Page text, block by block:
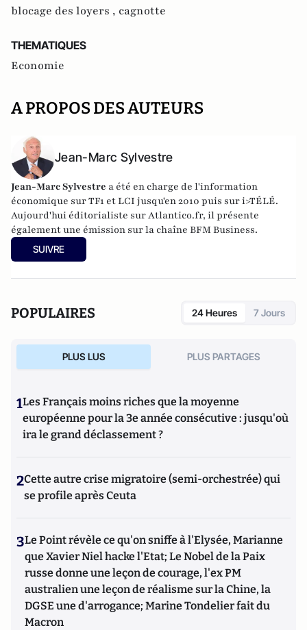
blocage des loyers , cagnotte
THEMATIQUES
Economie
A PROPOS DES AUTEURS
Jean-Marc Sylvestre
Jean-Marc Sylvestre a été en charge de l'information
économique sur TF1 et LCI jusqu'en 2010 puis sur i>TÉLÉ.
Aujourd'hui éditorialiste sur Atlantico.fr, il présente
également une émission sur la chaîne BFM Business.
SUIVRE
POPULAIRES 24 Heures 7 Jours
PLUS LUS PLUS PARTAGES
1Les Français moins riches que la moyenne
européenne pour la 3e année consécutive : jusqu'où
ira le grand déclassement ?
2Cette autre crise migratoire (semi-orchestrée) qui
se profile après Ceuta
3Le Point révèle ce qu'on sniffe à l'Elysée, Marianne
que Xavier Niel hacke l'Etat; Le Nobel de la Paix
russe donne une leçon de courage, l'ex PM
australien une leçon de réalisme sur la Chine, la
DGSE une d'arrogance; Marine Tondelier fait du
Macron